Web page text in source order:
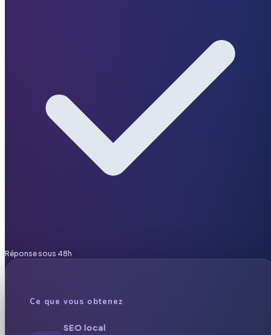
Réponse sous 48h
Ce que vous obtenez
SEO local